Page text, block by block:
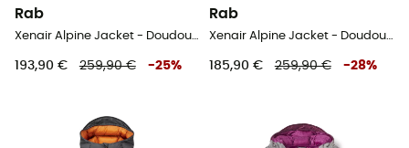
Rab
Xenair Alpine Jacket - Doudoune homme
193,90 € 259,90 € -25%
Rab
Xenair Alpine Jacket - Doudoune homme
185,90 € 259,90 € -28%